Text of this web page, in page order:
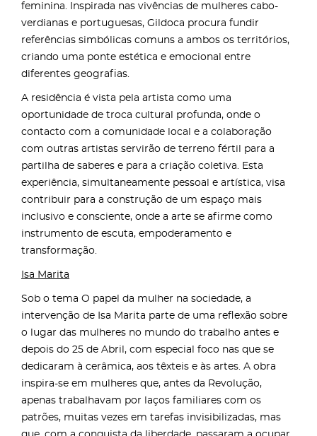
feminina. Inspirada nas vivências de mulheres cabo-
verdianas e portuguesas, Gildoca procura fundir
referências simbólicas comuns a ambos os territórios,
criando uma ponte estética e emocional entre
diferentes geografias.
A residência é vista pela artista como uma
oportunidade de troca cultural profunda, onde o
contacto com a comunidade local e a colaboração
com outras artistas servirão de terreno fértil para a
partilha de saberes e para a criação coletiva. Esta
experiência, simultaneamente pessoal e artística, visa
contribuir para a construção de um espaço mais
inclusivo e consciente, onde a arte se afirme como
instrumento de escuta, empoderamento e
transformação.
Isa Marita
Sob o tema O papel da mulher na sociedade, a
intervenção de Isa Marita parte de uma reflexão sobre
o lugar das mulheres no mundo do trabalho antes e
depois do 25 de Abril, com especial foco nas que se
dedicaram à cerâmica, aos têxteis e às artes. A obra
inspira-se em mulheres que, antes da Revolução,
apenas trabalhavam por laços familiares com os
patrões, muitas vezes em tarefas invisibilizadas, mas